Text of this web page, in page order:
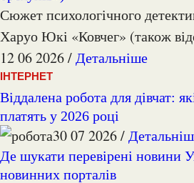
Сюжет психологічного детективного трилера
Харуо Юкі «Ковчег» (також
12 06 2026 /Детальніше
ІНТЕРНЕТ
Віддалена робота для дівчат: які формати справді
платять у 2026 році
30 07 2026 /
Де шукати перевірені новини України: рейтинг
новинних порталів